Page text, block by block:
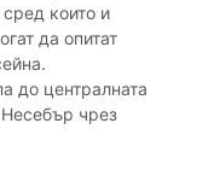
които и
да опитат
до централната
чрез